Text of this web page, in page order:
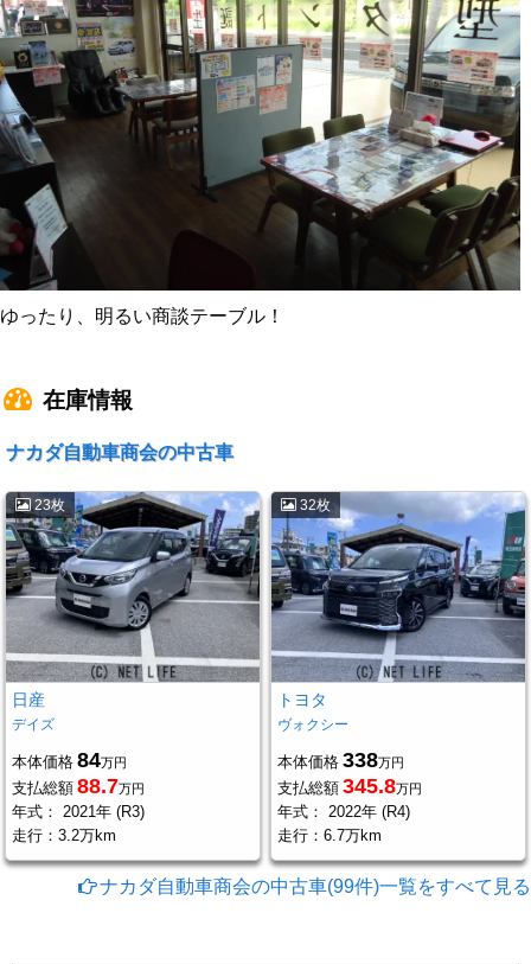
ゆったり、明るい商談テーブル！
在庫情報
ナカダ自動車商会の中古車
23枚
日産
デイズ
本体価格 84万円
支払総額 88.7万円
年式：
2021年 (R3)
走行：3.2万km
32枚
トヨタ
ヴォクシー
本体価格 338万円
支払総額 345.8万円
年式：
2022年 (R4)
走行：6.7万km
ナカダ自動車商会の中古車(99件)一覧をすべて見る